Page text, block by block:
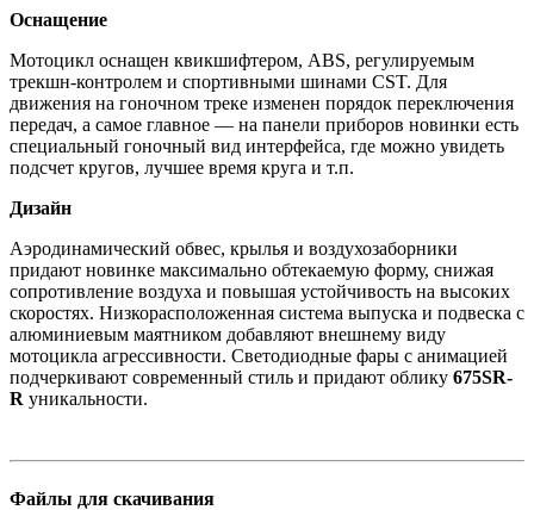
Оснащение
Мотоцикл оснащен квикшифтером, ABS, регулируемым
трекшн-контролем и спортивными шинами CST. Для
движения на гоночном треке изменен порядок переключения
передач, а самое главное — на панели приборов новинки есть
специальный гоночный вид интерфейса, где можно увидеть
подсчет кругов, лучшее время круга и т.п.
Дизайн
Аэродинамический обвес, крылья и воздухозаборники
придают новинке максимально обтекаемую форму, снижая
сопротивление воздуха и повышая устойчивость на высоких
скоростях. Низкорасположенная система выпуска и подвеска с
алюминиевым маятником добавляют внешнему виду
мотоцикла агрессивности. Светодиодные фары с анимацией
подчеркивают современный стиль и придают облику 675SR-
R уникальности.
Файлы для скачивания